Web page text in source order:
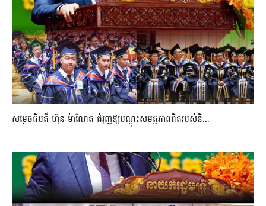
សម្តេចធិបតី ហ៊ុន ម៉ាណែត ជំរុញឱ្យបណ្តុះសមត្ថភាពពិតរបស់និ...